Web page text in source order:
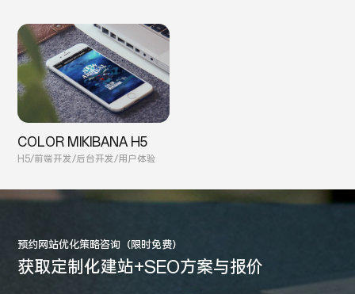
COLOR MIKIBANA H5
H5/前端开发/后台开发/用户体验
预约网站优化策略咨询（限时免费）
获取定制化建站+SEO方案与报价